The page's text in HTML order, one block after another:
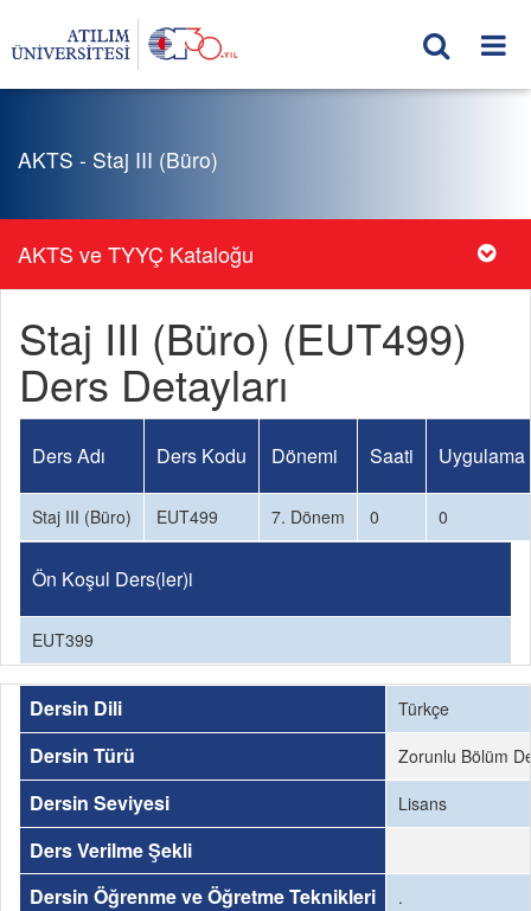
AKTS - Staj III (Büro)
AKTS ve TYYÇ Kataloğu
Staj III (Büro) (EUT499)
Ders Detayları
Ders Adı Ders Kodu Dönemi Saati Uygulama
Staj III (Büro) EUT499 7. Dönem 0 0
Ön Koşul Ders(ler)i
EUT399
Dersin Dili Türkçe
Dersin Türü Zorunlu Bölüm
Dersin Seviyesi Lisans
Ders Verilme Şekli
Dersin Öğrenme ve Öğretme Teknikleri
.